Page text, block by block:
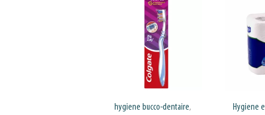
hygiene bucco-dentaire, Hygiene